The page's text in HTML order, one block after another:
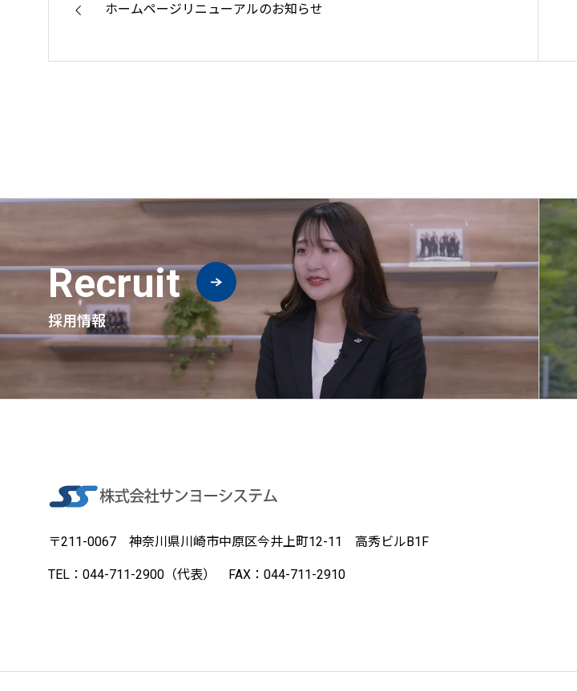
ホームページリニューアルのお知らせ
Recruit
採用情報
〒211-0067 神奈川県川崎市中原区今井上町12-11 高秀ビルB1F
TEL：044-711-2900（代表） FAX：044-711-2910